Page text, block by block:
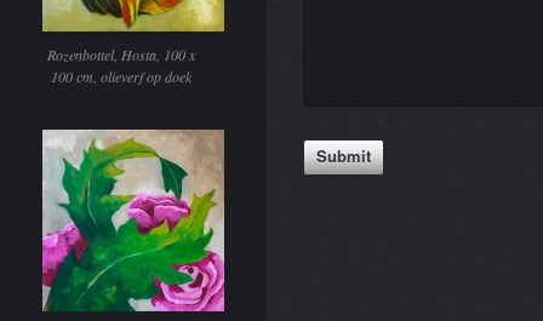
Rozenbottel, Hosta, 100 x
100 cm, olieverf op doek